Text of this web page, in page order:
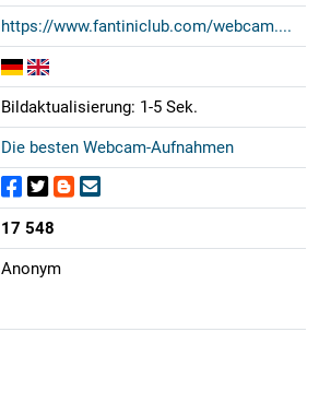
https://www.fantiniclub.com/webcam....
Bildaktualisierung: 1-5 Sek.
Die besten Webcam-Aufnahmen
17 548
Anonym